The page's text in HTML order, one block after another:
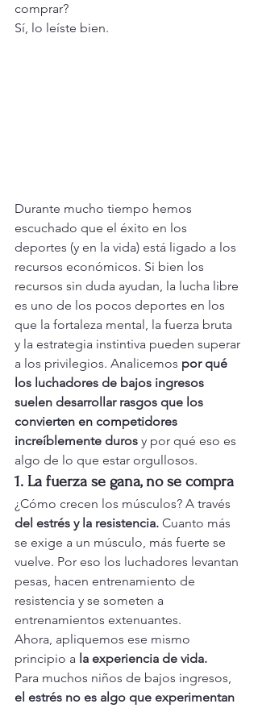
comprar?
Sí, lo leíste bien.
Durante mucho tiempo hemos
escuchado que el éxito en los
deportes (y en la vida) está ligado a los
recursos económicos. Si bien los
recursos sin duda ayudan, la lucha libre
es uno de los pocos deportes en los
que la fortaleza mental, la fuerza bruta
y la estrategia instintiva pueden superar
a los privilegios. Analicemos por qué
los luchadores de bajos ingresos
suelen desarrollar rasgos que los
convierten en competidores
increíblemente duros y por qué eso es
algo de lo que estar orgullosos.
1. La fuerza se gana, no se compra
¿Cómo crecen los músculos? A través
del estrés y la resistencia. Cuanto más
se exige a un músculo, más fuerte se
vuelve. Por eso los luchadores levantan
pesas, hacen entrenamiento de
resistencia y se someten a
entrenamientos extenuantes.
Ahora, apliquemos ese mismo
principio a la experiencia de vida.
Para muchos niños de bajos ingresos,
el estrés no es algo que experimentan